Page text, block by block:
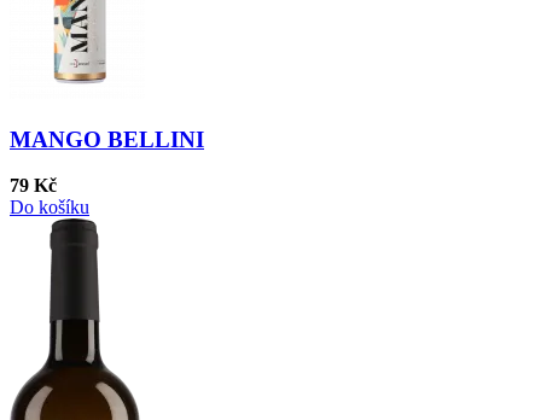
MANGO BELLINI
79 Kč
Do košíku